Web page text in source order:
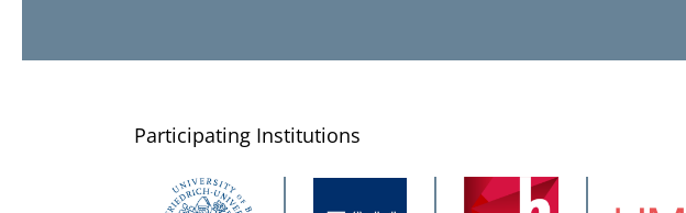
Participating Institutions